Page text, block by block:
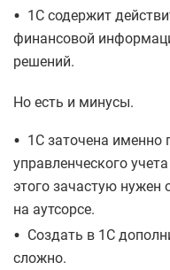
• 1С содержит
финансовой
решений.
Но есть и минусы.
• 1С заточена именно
управленческого
этого зачастую нужен
на аутсорсе.
• Создать в 1С
сложно.